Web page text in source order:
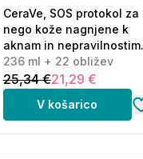
CeraVe, SOS protokol za
nego kože nagnjene k
aknam in nepravilnostim
(236 ml + 22 obližev)
236 ml + 22 obližev
25,34 €21,29 €
V košarico